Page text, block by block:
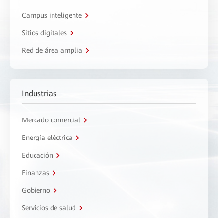
Campus inteligente
Sitios digitales
Red de área amplia
Industrias
Mercado comercial
Energía eléctrica
Educación
Finanzas
Gobierno
Servicios de salud